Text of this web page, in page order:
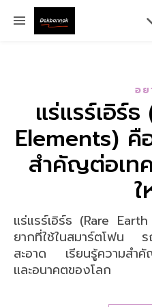
อย
แร่แรร์เอิร์
Elements) คื
สำคัญต่อเท
แร่แรร์เอิร์ธ (Rare Earth Elements) คือกลุ่มธาตุหา
ยากที่ใช้ในสมาร์ตโฟน
สะอาด เรียนรู้ความสำคั
และอนาคตของโลก